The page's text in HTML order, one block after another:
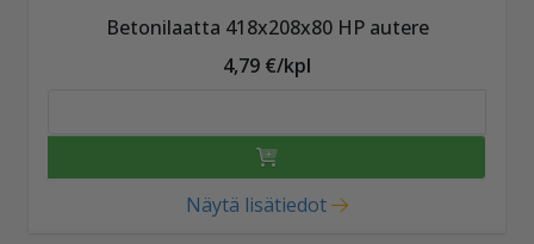
Betonilaatta 418x208x80 HP autere
4,79 €/kpl
Näytä lisätiedot